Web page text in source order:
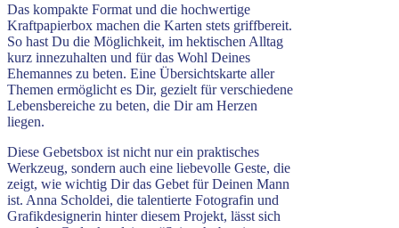
Das kompakte Format und die hochwertige
Kraftpapierbox machen die Karten stets griffbereit.
So hast Du die Möglichkeit, im hektischen Alltag
kurz innezuhalten und für das Wohl Deines
Ehemannes zu beten. Eine Übersichtskarte aller
Themen ermöglicht es Dir, gezielt für verschiedene
Lebensbereiche zu beten, die Dir am Herzen
liegen.
Diese Gebetsbox ist nicht nur ein praktisches
Werkzeug, sondern auch eine liebevolle Geste, die
zeigt, wie wichtig Dir das Gebet für Deinen Mann
ist. Anna Scholdei, die talentierte Fotografin und
Grafikdesignerin hinter diesem Projekt, lässt sich